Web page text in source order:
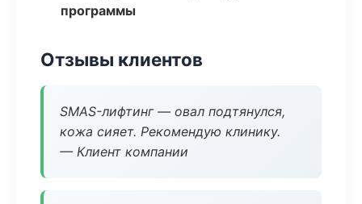
программы
Отзывы клиентов
SMAS-лифтинг — овал подтянулся,
кожа сияет. Рекомендую клинику.
— Клиент компании